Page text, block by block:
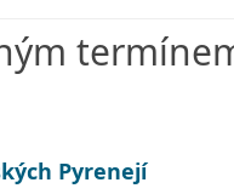
Pyrenejí